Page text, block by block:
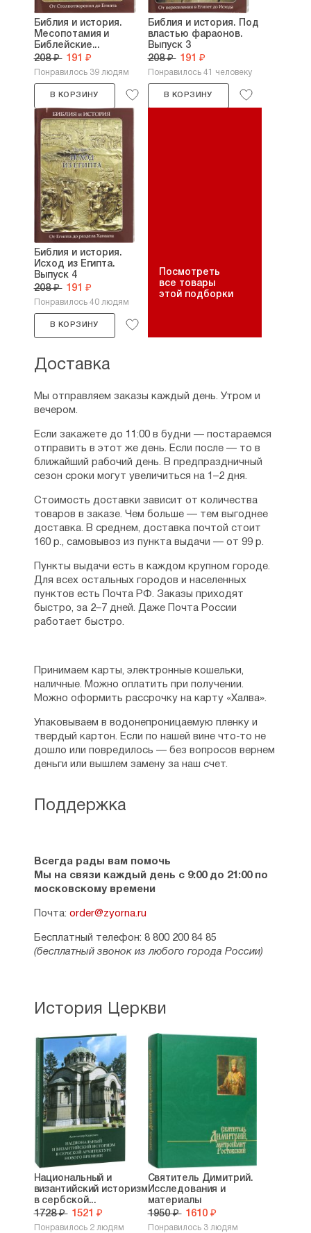
Библия и история.
Месопотамия и
Библейские...
208 ₽ 191 ₽
Понравилось 39 людям
В КОРЗИНУ
Библия и история. Под
властью фараонов.
Выпуск 3
208 ₽ 191 ₽
Понравилось 41 человеку
В КОРЗИНУ
Библия и история.
Исход из Египта.
Выпуск 4
208 ₽ 191 ₽
Понравилось 40 людям
В КОРЗИНУ
Посмотреть
все товары
этой подборки
Поддержка
Всегда рады вам помочь
Мы на связи каждый день с 9:00 до 21:00 по
московскому времени
Почта: order@zyorna.ru
Бесплатный телефон: 8 800 200 84 85
(бесплатный звонок из любого города России)
Доставка
Мы отправляем заказы каждый день. Утром и
вечером.
Если закажете до 11:00 в будни — постараемся
отправить в этот же день. Если после — то в
ближайший рабочий день. В предпраздничный
сезон сроки могут увеличиться на 1–2 дня.
Стоимость доставки зависит от количества
товаров в заказе. Чем больше — тем выгоднее
доставка. В среднем, доставка почтой стоит
160 р., самовывоз из пункта выдачи — от 99 р.
Пункты выдачи есть в каждом крупном городе.
Для всех остальных городов и населенных
пунктов есть Почта РФ. Заказы приходят
быстро, за 2–7 дней. Даже Почта России
работает быстро.
Принимаем карты, электронные кошельки,
наличные. Можно оплатить при получении.
Можно оформить рассрочку на карту «Халва».
Упаковываем в водонепроницаемую пленку и
твердый картон. Если по нашей вине что-то не
дошло или повредилось — без вопросов вернем
деньги или вышлем замену за наш счет.
История Церкви
Национальный и
византийский историзм
в сербской...
1728 ₽ 1521 ₽
Понравилось 2 людям
Святитель Димитрий.
Исследования и
материалы
1950 ₽ 1610 ₽
Понравилось 3 людям